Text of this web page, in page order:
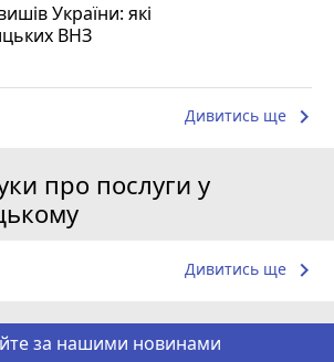
України: які
ВНЗ
Дивитись ще keyboard_arrow_right
про послуги у
Дивитись ще keyboard_arrow_right
за нашими новинами